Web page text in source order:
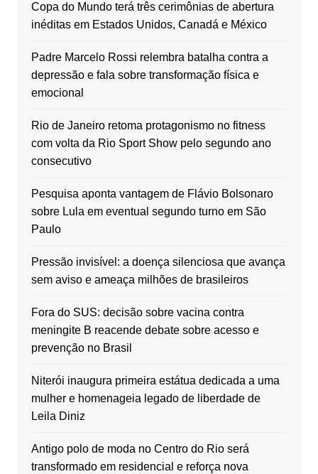
Copa do Mundo terá três cerimônias de abertura
inéditas em Estados Unidos, Canadá e México
Padre Marcelo Rossi relembra batalha contra a
depressão e fala sobre transformação física e
emocional
Rio de Janeiro retoma protagonismo no fitness
com volta da Rio Sport Show pelo segundo ano
consecutivo
Pesquisa aponta vantagem de Flávio Bolsonaro
sobre Lula em eventual segundo turno em São
Paulo
Pressão invisível: a doença silenciosa que avança
sem aviso e ameaça milhões de brasileiros
Fora do SUS: decisão sobre vacina contra
meningite B reacende debate sobre acesso e
prevenção no Brasil
Niterói inaugura primeira estátua dedicada a uma
mulher e homenageia legado de liberdade de
Leila Diniz
Antigo polo de moda no Centro do Rio será
transformado em residencial e reforça nova